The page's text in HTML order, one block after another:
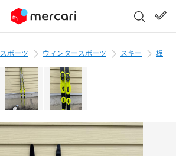
スポーツ ウィンタースポーツ スキー 板